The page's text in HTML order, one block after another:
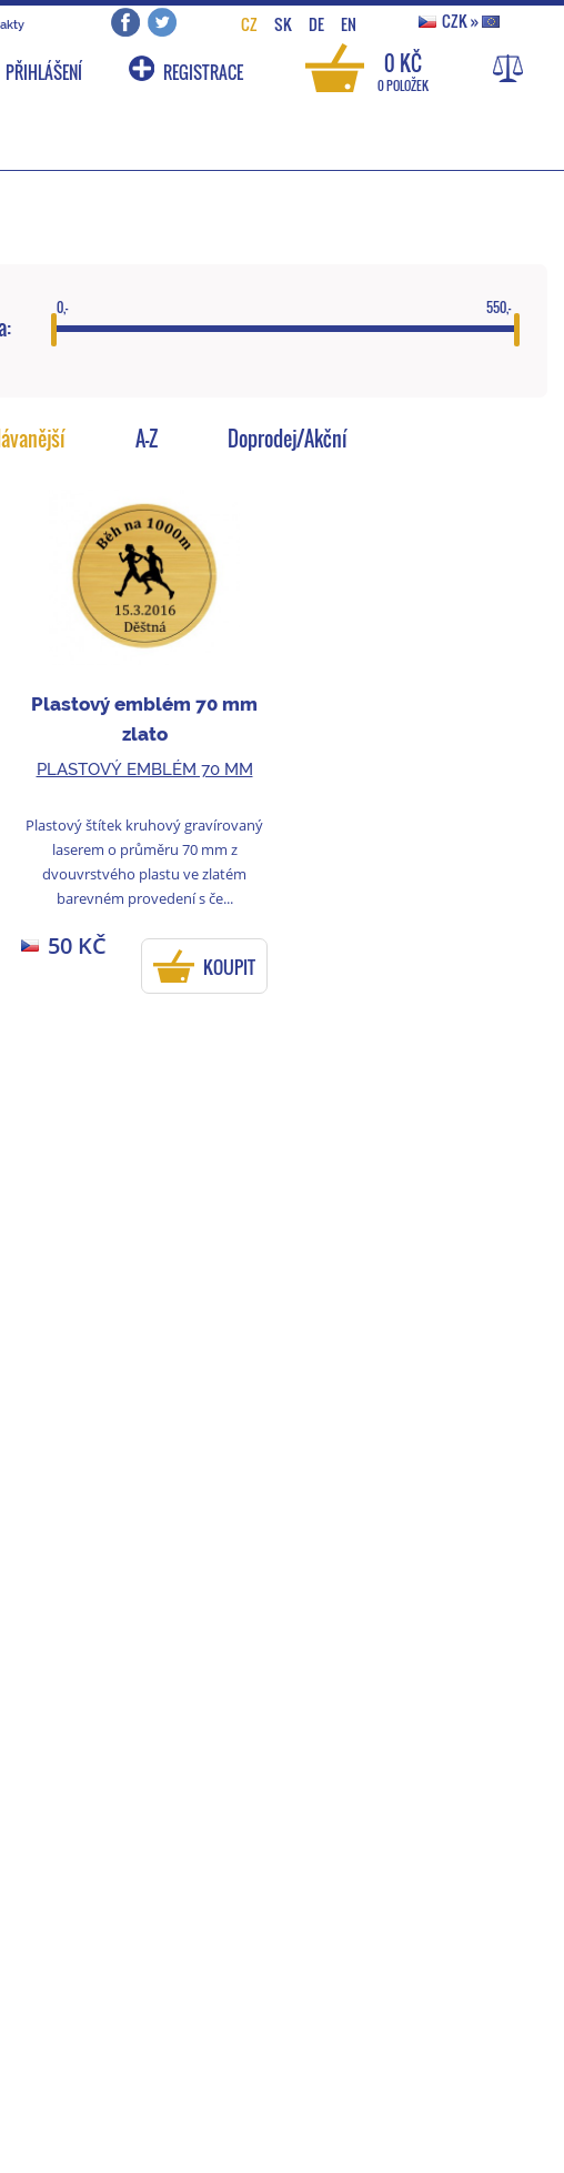
CZ SK DE EN CZK»
PŘIHLÁŠENÍ REGISTRACE 0 KČ
0 POLOŽEK
0,- 550,-
A-Z Doprodej/Akční
Plastový emblém 70 mm
zlato
PLASTOVÝ EMBLÉM 70 MM
Plastový štítek kruhový gravírovaný
laserem o průměru 70 mm z
dvouvrstvého plastu ve zlatém
barevném provedení s če...
50 KČ
KOUPIT